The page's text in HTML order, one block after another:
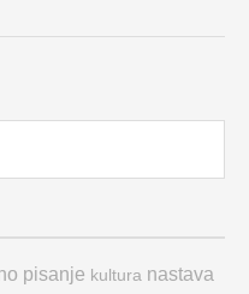
pisanje kultura nastava